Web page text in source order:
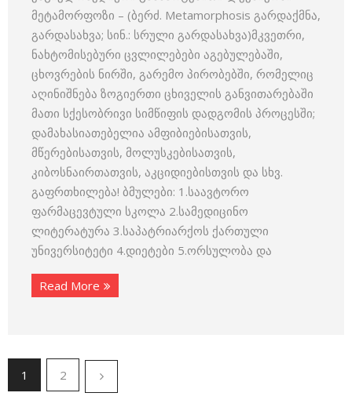
მეტამორფოზი – (ბერძ. Metamorphosis გარდაქმნა,
გარდასახვა; სინ.: სრული გარდასახვა)მკვეთრი,
ნახტომისებური ცვლილებები აგებულებაში,
ცხოვრების ნირში, გარემო პირობებში, რომელიც
აღინიშნება ზოგიერთი ცხიველის განვითარებაში
მათი სქესობრივი სიმწიფის დადგომის პროცესში;
დამახასიათებელია ამფიბიებისათვის,
მწერებისათვის, მოლუსკებისათვის,
კიბოსნაირთათვის, აკციდიებისთვის და სხვ.
გაფრთხილება! ბმულები: 1.საავტორო
ფარმაცევტული სკოლა 2.სამედიცინო
ლიტერატურა 3.საპატრიარქოს ქართული
უნივერსიტეტი 4.დიეტები 5.ორსულობა და
Read More
1 2